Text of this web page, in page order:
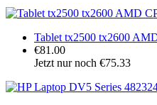
Tablet tx2500 tx2600
€81.00
Jetzt nur noch €75.33